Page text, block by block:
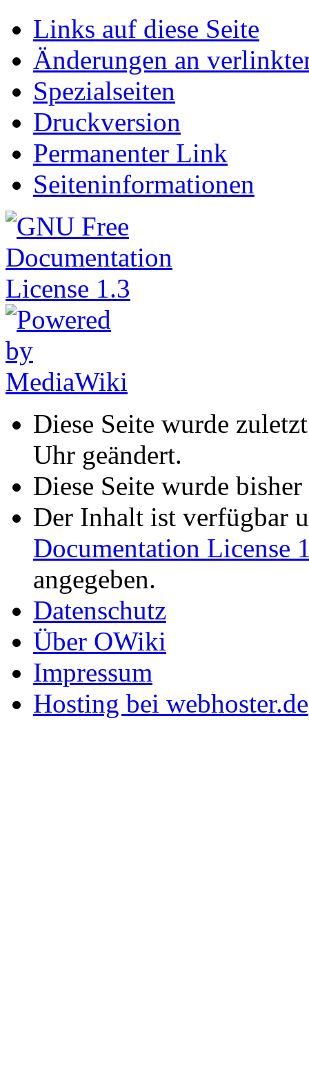
Links auf diese Seite
Änderungen an
Spezialseiten
Druckversion
Permanenter Link
Seiteninformationen
Diese Seite wurde
Uhr geändert.
Diese Seite wurde
Der Inhalt ist verfügbar
Documentation License
angegeben.
Datenschutz
Über OWiki
Impressum
Hosting bei webhoster.de